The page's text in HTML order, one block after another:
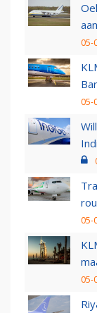
05-
05-
05-
05-